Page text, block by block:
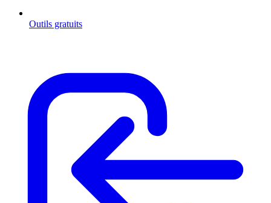
Outils gratuits